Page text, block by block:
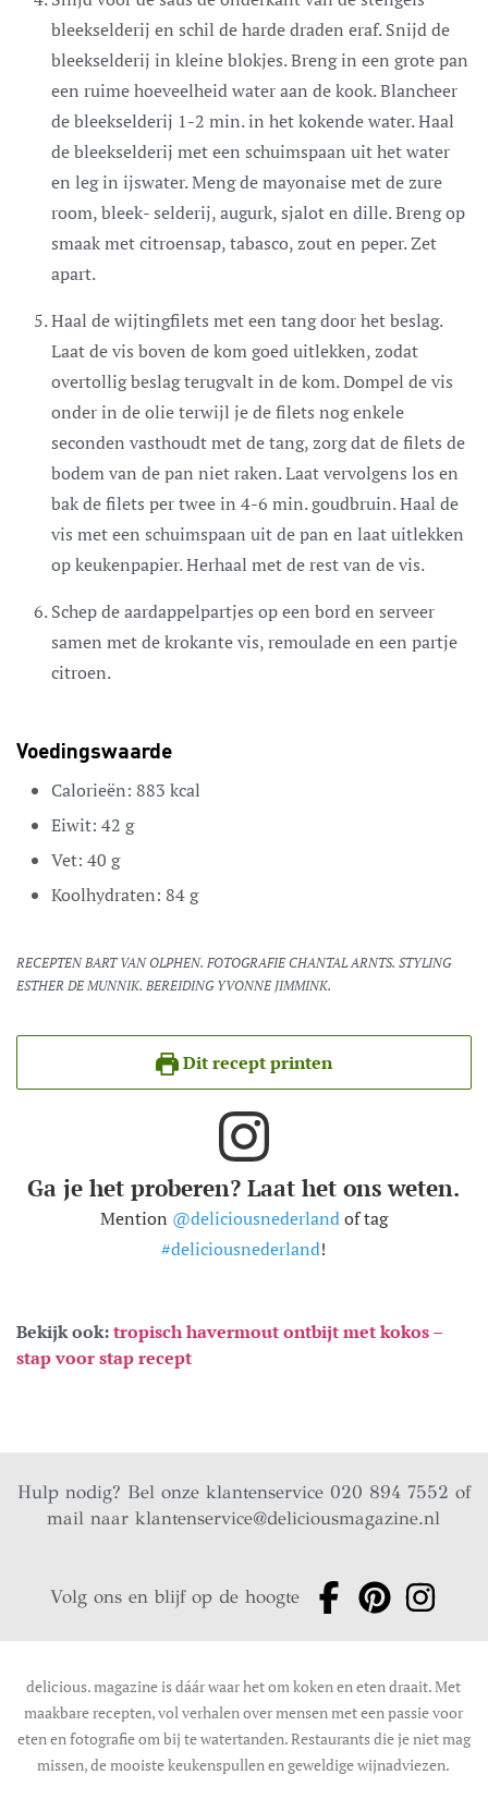
bleekselderij en schil de harde draden eraf. Snijd de
bleekselderij in kleine blokjes. Breng in een grote pan
een ruime hoeveelheid water aan de kook. Blancheer
de bleekselderij 1-2 min. in het kokende water. Haal
de bleekselderij met een schuimspaan uit het water
en leg in ijswater. Meng de mayonaise met de zure
room, bleek- selderij, augurk, sjalot en dille. Breng op
smaak met citroensap, tabasco, zout en peper. Zet
apart.
Haal de wijtingfilets met een tang door het beslag.
Laat de vis boven de kom goed uitlekken, zodat
overtollig beslag terugvalt in de kom. Dompel de vis
onder in de olie terwijl je de filets nog enkele
seconden vasthoudt met de tang, zorg dat de filets de
bodem van de pan niet raken. Laat vervolgens los en
bak de filets per twee in 4-6 min. goudbruin. Haal de
vis met een schuimspaan uit de pan en laat uitlekken
op keukenpapier. Herhaal met de rest van de vis.
Schep de aardappelpartjes op een bord en serveer
samen met de krokante vis, remoulade en een partje
citroen.
Voedingswaarde
Calorieën: 883 kcal
Eiwit: 42 g
Vet: 40 g
Koolhydraten: 84g
RECEPTEN BART VAN OLPHEN. FOTOGRAFIE CHANTAL ARNTS. STYLING
ESTHER DE MUNNIK. BEREIDING YVONNE JIMMINK.
Dit recept printen
Ga je het proberen? Laat het ons weten.
Mention @deliciousnederlandof tag
#deliciousnederland!
Bekijk ook:tropisch havermout ontbijt met kokos –
stap voor stap recept
Hulp nodig? Bel onze klantenservice 020 894 7552 of
mail naarklantenservice@deliciousmagazine.nl
Volg ons en blijf op de hoogte
delicious. magazine is dáár waar het om koken en eten draait. Met
maakbare recepten, vol verhalen over mensen met een passie voor
eten en fotografie om bij te watertanden. Restaurants die je niet mag
missen, de mooiste keukenspullen en geweldige wijnadviezen.